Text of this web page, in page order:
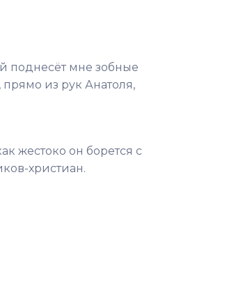
поднесёт мне зобные
из рук Анатоля,
жестоко он борется с
христиан.